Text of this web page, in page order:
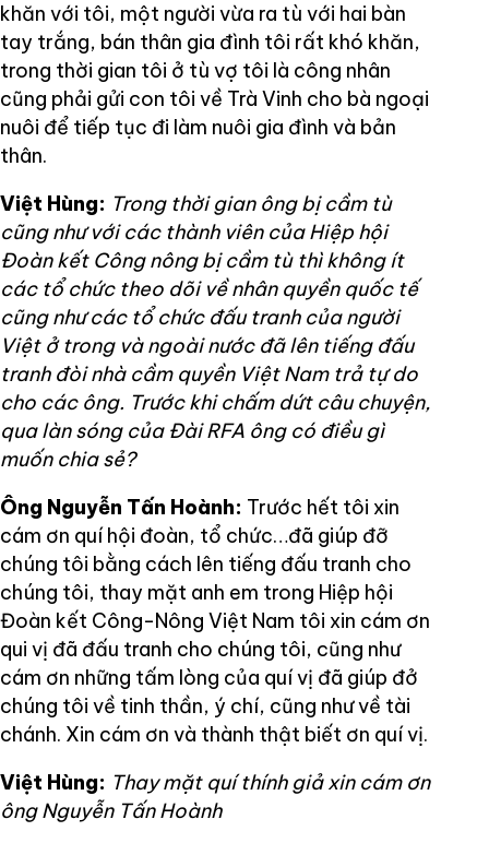
khăn với tôi, một người vừa ra tù với hai bàn
tay trắng, bán thân gia đình tôi rất khó khăn,
trong thời gian tôi ở tù vợ tôi là công nhân
cũng phải gửi con tôi về Trà Vinh cho bà ngoại
nuôi để tiếp tục đi làm nuôi gia đình và bản
thân.
Việt Hùng: Trong thời gian ông bị cầm tù
cũng như với các thành viên của Hiệp hội
Đoàn kết Công nông bị cầm tù thì không ít
các tổ chức theo dõi về nhân quyền quốc tế
cũng như các tổ chức đấu tranh của người
Việt ở trong và ngoài nước đã lên tiếng đấu
tranh đòi nhà cầm quyền Việt Nam trả tự do
cho các ông. Trước khi chấm dứt câu chuyện,
qua làn sóng của Đài RFA ông có điều gì
muốn chia sẻ?
Ông Nguyễn Tấn Hoành: Trước hết tôi xin
cám ơn quí hội đoàn, tổ chức…đã giúp đỡ
chúng tôi bằng cách lên tiếng đấu tranh cho
chúng tôi, thay mặt anh em trong Hiệp hội
Đoàn kết Công-Nông Việt Nam tôi xin cám ơn
qui vị đã đấu tranh cho chúng tôi, cũng như
cám ơn những tấm lòng của quí vị đã giúp đở
chúng tôi về tinh thần, ý chí, cũng như về tài
chánh. Xin cám ơn và thành thật biết ơn quí vị.
Việt Hùng: Thay mặt quí thính giả xin cám ơn
ông Nguyễn Tấn Hoành